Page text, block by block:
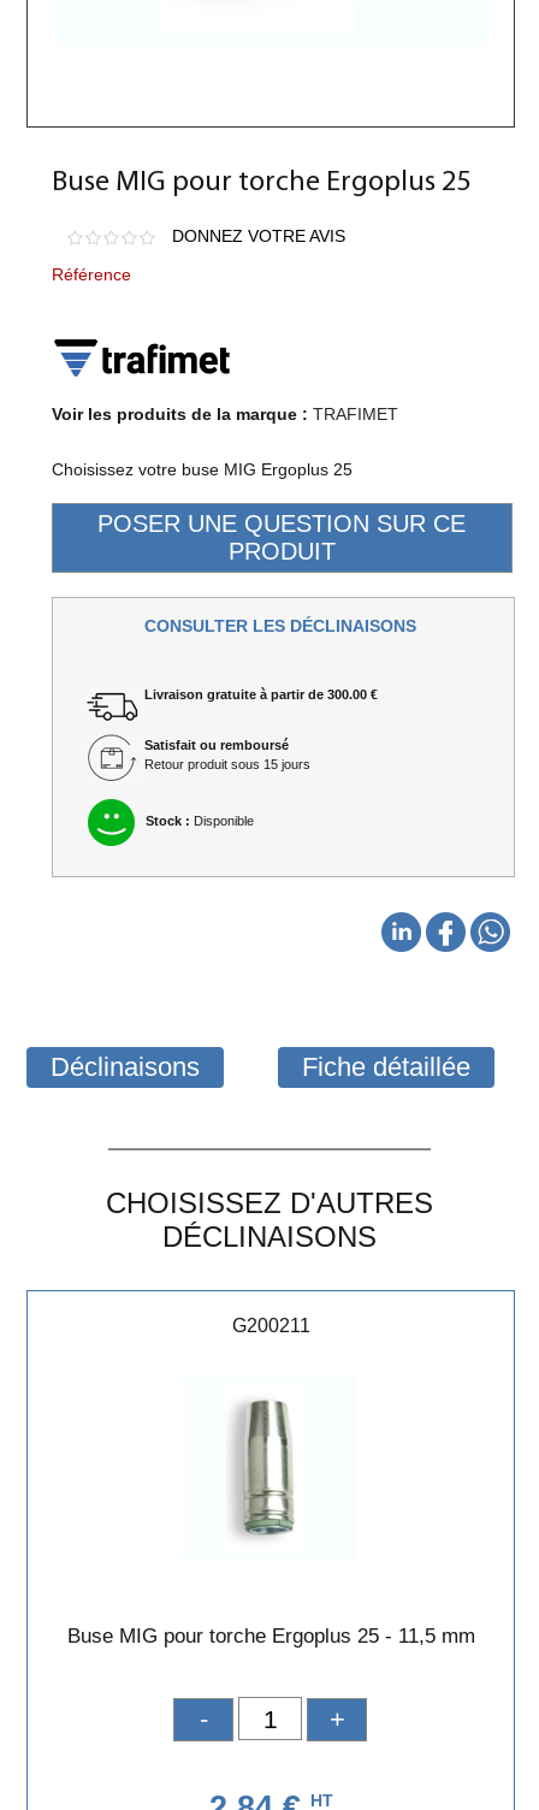
Buse MIG pour torche Ergoplus 25
DONNEZ VOTRE AVIS
Référence
Voir les produits de la marque : TRAFIMET
Choisissez votre buse MIG Ergoplus 25
CONSULTER LES DÉCLINAISONS
Livraison gratuite à partir de 300.00 €
Satisfait ou remboursé
Retour produit sous 15 jours
Stock : Disponible
Déclinaisons Fiche détaillée
CHOISISSEZ D'AUTRES
DÉCLINAISONS
G200211
Buse MIG pour torche Ergoplus 25 - 11,5 mm
- +
HT